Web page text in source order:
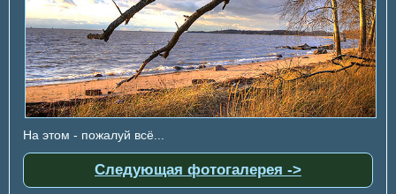
На этом - пожалуй всё...
Следующая фотогалерея ->